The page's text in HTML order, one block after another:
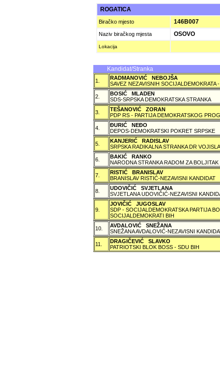
ROGATICA
Biračko mjesto 146B007
Naziv biračkog mjesta OSOVO
Lokacija
Kandidat/Stranka
1.
RADMANOVIĆ NEBOJŠA
SAVEZ NEZAVISNIH SOCIJALDEMOKRATA
2.
BOSIĆ MLADEN
SDS-SRPSKA DEMOKRATSKA STRANKA
3.
TEŠANOVIĆ ZORAN
PDP RS - PARTIJA DEMOKRATSKOG
4.
ÐURIĆ NEÐO
DEPOS-DEMOKRATSKI POKRET SRPSKE
5.
KANJERIĆ RADISLAV
SRPSKA RADIKALNA STRANKA DR
6.
BAKIĆ RANKO
NARODNA STRANKA RADOM ZA BOLJITAK
7.
RISTIĆ BRANISLAV
BRANISLAV RISTIĆ-NEZAVISNI KANDIDAT
8.
UDOVIČIĆ SVJETLANA
SVJETLANA UDOVIČIĆ-NEZAVISNI
9.
JOVIČIĆ JUGOSLAV
SDP - SOCIJALDEMOKRATSKA PARTIJA
SOCIJALDEMOKRATI BIH
10.
AVDALOVIĆ SNEŽANA
SNEŽANA AVDALOVIĆ-NEZAVISNI
11.
DRAGIČEVIĆ SLAVKO
PATRIOTSKI BLOK BOSS - SDU BIH